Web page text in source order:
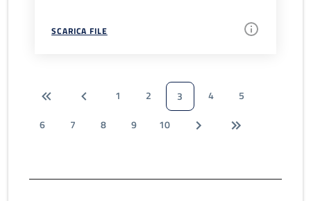
SCARICA FILE
1 2 3 4
5
6
7 8 9 10